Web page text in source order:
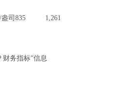
盎司 835 1,261
财务指标”信息